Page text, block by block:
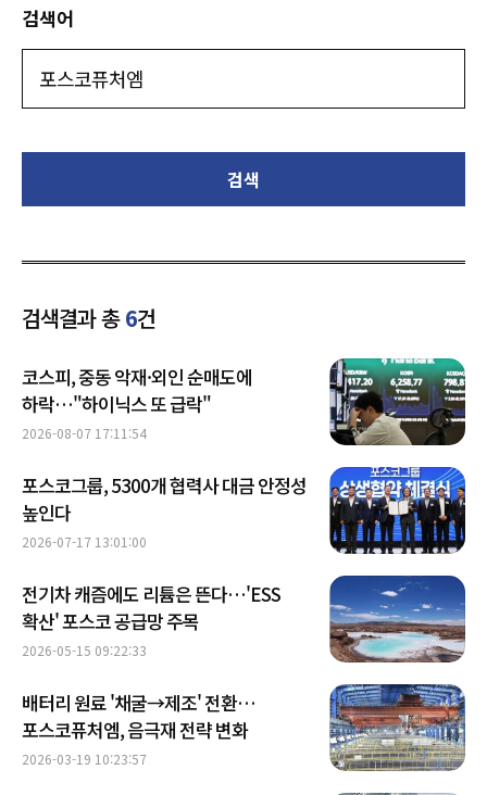
검색어
검색
검색결과 총6건
코스피, 중동 악재·외인 순매도에
하락…"하이닉스 또 급락"
2026-08-07 17:11:54
포스코그룹, 5300개 협력사 대금 안정성
높인다
2026-07-17 13:01:00
전기차 캐즘에도 리튬은 뜬다…'ESS
확산' 포스코 공급망 주목
2026-05-15 09:22:33
배터리 원료 '채굴→제조' 전환…
포스코퓨처엠, 음극재 전략 변화
2026-03-19 10:23:57